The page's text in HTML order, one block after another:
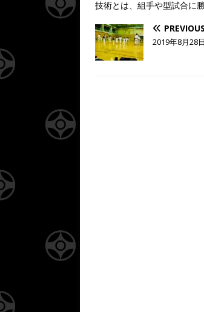
技術とは、組手や型試合に
PREVIOUS
2019年8月28